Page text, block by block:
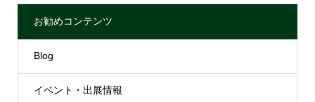
お勧めコンテンツ
Blog
イベント・出展情報